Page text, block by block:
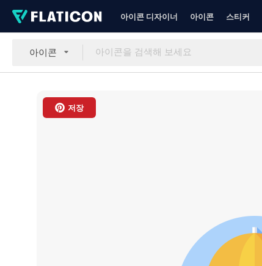
아이콘 디자이너 아이콘 스티커
아이콘
저장